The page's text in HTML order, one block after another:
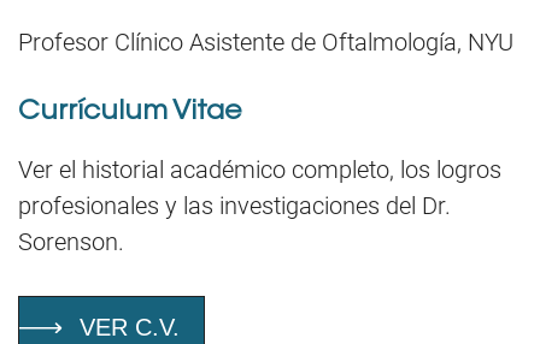
Profesor Clínico Asistente de Oftalmología, NYU
Currículum Vitae
Ver el historial académico completo, los logros
profesionales y las investigaciones del Dr.
Sorenson.
VER C.V.